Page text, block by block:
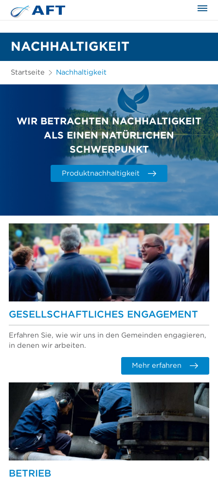
NACHHALTIGKEIT
Startseite Nachhaltigkeit
WIR BETRACHTEN NACHHALTIGKEIT
ALS EINEN NATÜRLICHEN
SCHWERPUNKT
Produktnachhaltigkeit
GESELLSCHAFTLICHES ENGAGEMENT
Erfahren Sie, wie wir uns in den Gemeinden engagieren,
in denen wir arbeiten.
Mehr erfahren
BETRIEB